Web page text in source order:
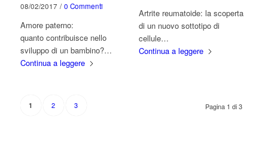
08/02/2017 / 0 Commenti
Amore paterno:
quanto contribuisce nello
sviluppo di un bambino?…
Continua a leggere
Artrite reumatoide: la scoperta
di un nuovo sottotipo di
cellule…
Continua a leggere
Pagina 1 di 3
1 2 3